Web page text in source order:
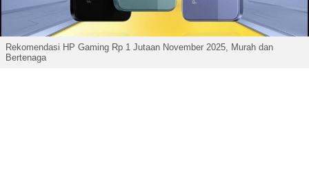
Rekomendasi HP Gaming Rp 1 Jutaan November 2025, Murah dan
Bertenaga